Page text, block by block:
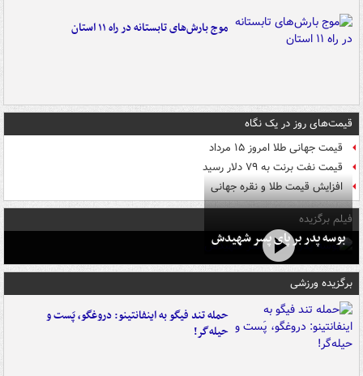
موج بارش‌های تابستانه در راه ۱۱ استان
قیمت‌های روز در یک نگاه
قیمت جهانی طلا امروز ۱۵ مرداد
قیمت نفت برنت به ۷۹ دلار رسید
افزایش قیمت طلا و نقره جهانی
فیلم برگزیده
بوسه‌ پدر بر پای پسر شهیدش
برگزیده ورزشی
حمله تند فیگو به اینفانتینو: دروغگو، پَست‌ و
حیله‌گر!